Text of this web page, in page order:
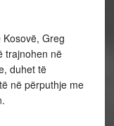
Greg
trajnohen në
duhet të
në përputhje me